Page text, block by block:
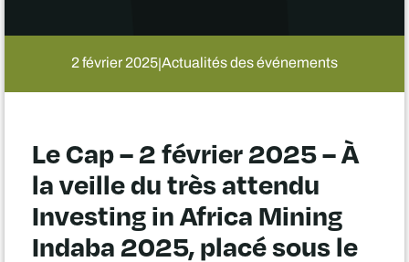
2 février 2025|Actualités des événements
Le Cap – 2 février 2025 – À
la veille du très attendu
Investing in Africa Mining
Indaba 2025, placé sous le